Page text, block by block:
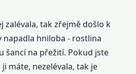
zalévala, tak zřejmě došlo k
napadla hniloba - rostlina
šancí na přežití. Pokud jste
máte, nezelévala, tak je